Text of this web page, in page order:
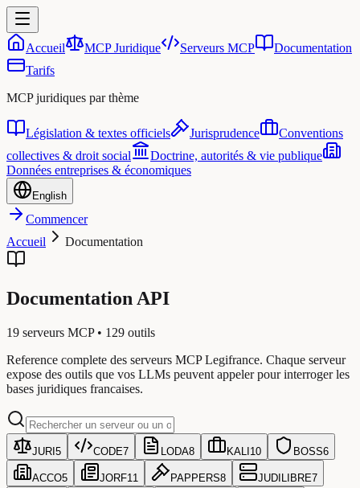
Accueil MCP Juridique Serveurs MCP
Documentation
Tarifs
MCP juridiques par thème
Législation & textes officiels Jurisprudence
Conventions
collectives & droit social
Doctrine, autorités & vie publique
Données entreprises & économiques
English
Commencer
Accueil
Documentation
Documentation API
19 serveurs MCP • 129 outils
Reference complete des serveurs MCP Legifrance. Chaque serveur
expose des outils que vos LLMs peuvent appeler pour interroger les
bases juridiques francaises.
JURI 5 CODE7 LODA8 KALI 10 BOSS6
ACCO5 JORF11 PAPPERS8 JUDILIBRE7